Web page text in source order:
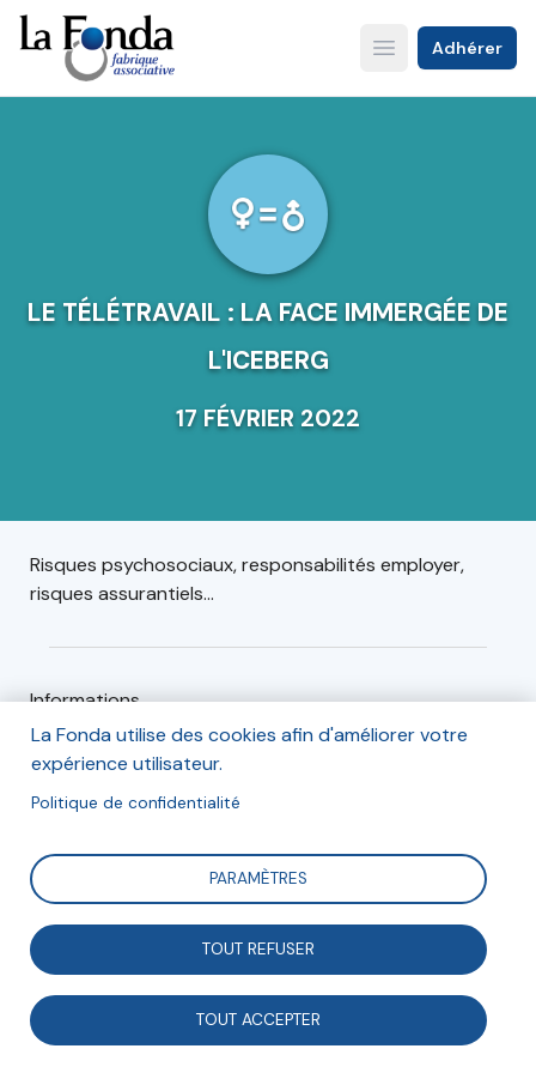
Aller
au
contenu
principal
Open main menu
Adhérer
LE TÉLÉTRAVAIL : LA FACE IMMERGÉE DE
L'ICEBERG
17 FÉVRIER 2022
Risques psychosociaux, responsabilités employer,
risques assurantiels...
Informations
Jeudi 17 Février
de 9h à 11h
Sur ZOOM
(Lien de connexion envoyé deux jours avant)
La Fonda utilise des cookies afin d'améliorer votre
expérience utilisateur.
Politique de confidentialité
PARAMÈTRES
TOUT REFUSER
TOUT ACCEPTER